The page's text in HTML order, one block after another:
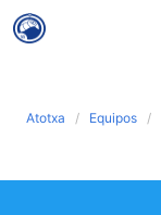
Atotxa Equipos